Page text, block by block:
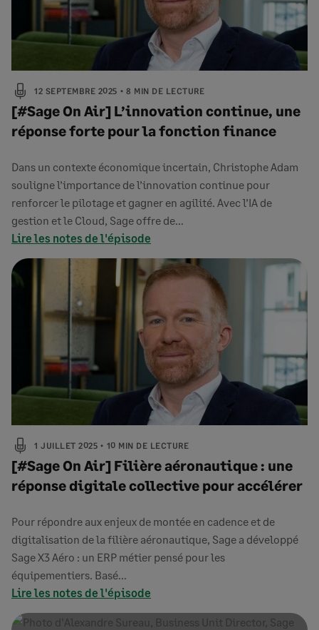
12 SEPTEMBRE 2025 8 MIN DE LECTURE
[#Sage On Air] L’innovation continue, une
réponse forte pour la fonction finance
Dans un contexte économique incertain, Christophe Adam
souligne l’importance de l’innovation continue pour
renforcer le pilotage et gagner en agilité. Avec l’IA de
gestion et le Cloud, Sage offre de…
Lire les notes de l'épisode
1 JUILLET 2025 10 MIN DE LECTURE
[#Sage On Air] Filière aéronautique : une
réponse digitale collective pour accélérer
Pour répondre aux enjeux de montée en cadence et de
digitalisation de la filière aéronautique, Sage a développé
Sage X3 Aéro : un ERP métier pensé pour les
équipementiers. Basé…
Lire les notes de l'épisode